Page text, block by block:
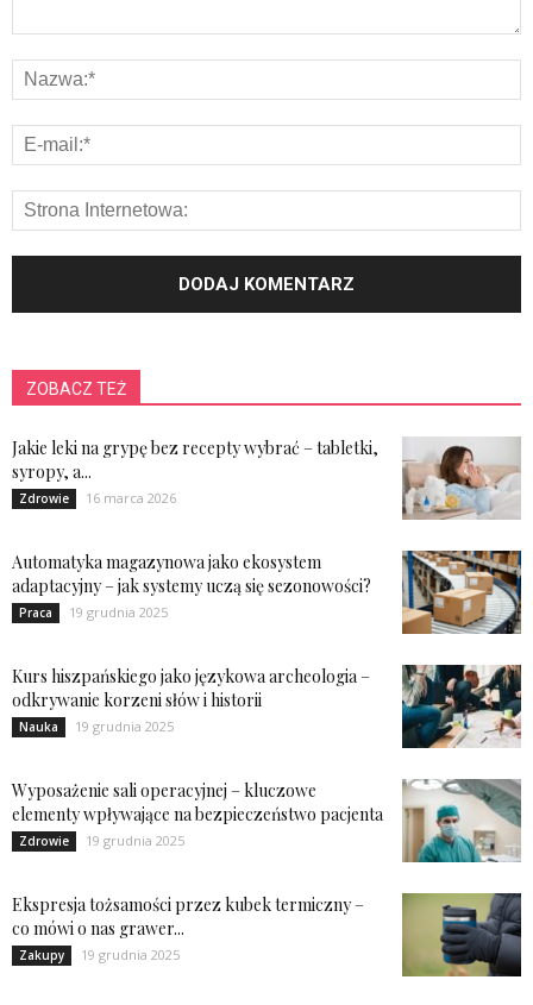
ZOBACZ TEŻ
Jakie leki na grypę bez recepty wybrać – tabletki,
syropy, a...
Zdrowie 16 marca 2026
Automatyka magazynowa jako ekosystem
adaptacyjny – jak systemy uczą się sezonowości?
Praca 19 grudnia 2025
Kurs hiszpańskiego jako językowa archeologia –
odkrywanie korzeni słów i historii
Nauka 19 grudnia 2025
Wyposażenie sali operacyjnej – kluczowe
elementy wpływające na bezpieczeństwo pacjenta
Zdrowie 19 grudnia 2025
Ekspresja tożsamości przez kubek termiczny –
co mówi o nas grawer...
Zakupy 19 grudnia 2025